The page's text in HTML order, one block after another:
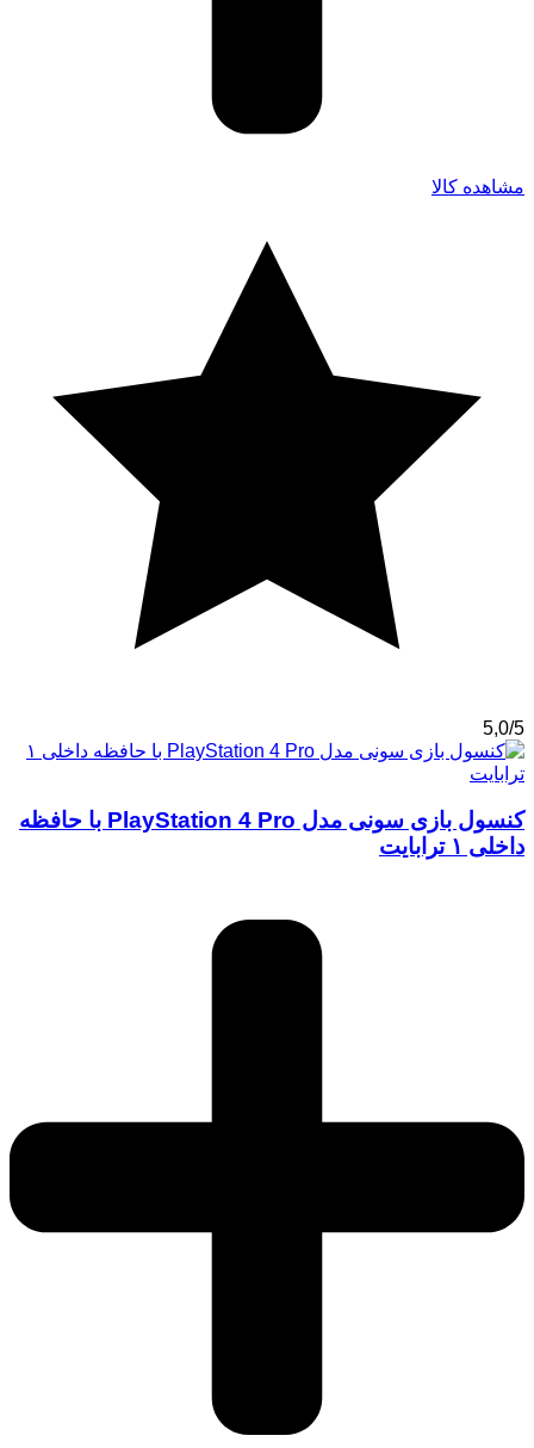
مشاهده کالا
5,0/5
کنسول بازی سونی مدل PlayStation 4 Pro با حافظه
داخلی ۱ ترابایت